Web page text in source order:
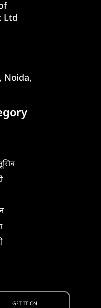
Ltd
Noida,
GET IT ON